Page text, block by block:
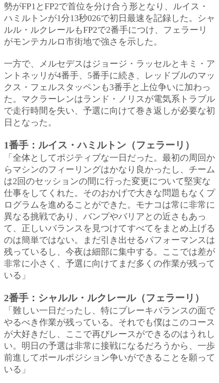
勢がFP1とFP2で首位を分け合う形となり、ルイス・
ハミルトンが1分13秒026で初日最速を記録した。シャ
ルル・ルクレールもFP2で2番手につけ、フェラーリ
がモンテカルロ市街地で強さを示した。
一方で、メルセデスはジョージ・ラッセルとキミ・ア
ントネッリが4番手、5番手に続き、レッドブルのマッ
クス・フェルスタッペンも3番手と上位争いに加わっ
た。マクラーレンはランド・ノリスが電気系トラブル
で走行時間を失い、予選に向けて巻き返しが必要な初
日となった。
1番手：ルイス・ハミルトン（フェラーリ）
「全体としてポジティブな一日だった。最初の周回か
らマシンのフィーリングはかなり良かったし、チーム
は2回のセッションの間に行った変更について堅実な
仕事をしてくれた。そのおかげで大きな問題もなくプ
ログラムを進めることができた。モナコは常に非常に
異なる挑戦であり、バンプやバリアとの近さもあっ
て、正しいバランスを見つけてすべてをまとめ上げる
のは簡単ではない。まだ引き出せるパフォーマンスは
残っているし、今夜は細部に集中する。ここでは差が
非常に小さく、予選に向けてまだ多くの作業が残って
いる」
2番手：シャルル・ルクレール（フェラーリ）
「難しい一日だったし、特にブレーキバランスの面で
やるべき作業が残っている。それでも僕はこのコース
が大好きだし、ここで再びレースができるのはうれし
い。明日の予選は非常に接戦になるだろうから、一歩
前進してポールポジション争いができることを願って
いる」